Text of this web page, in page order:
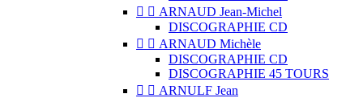
  ARNAUD Jean-Michel
DISCOGRAPHIE CD
  ARNAUD Michèle
DISCOGRAPHIE CD
DISCOGRAPHIE 45 TOURS
  ARNULF Jean